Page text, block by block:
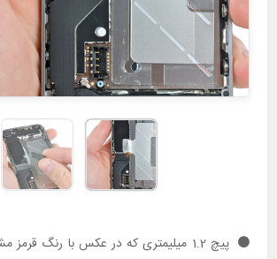
پیچ 1.2 میلیمتری که در عکس با رنگ